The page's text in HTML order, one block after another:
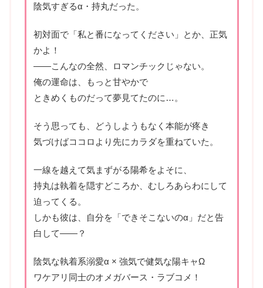
陰気すぎるα・持丸だった。
初対面で「私と番になってください」とか、正気
かよ！
――こんなの全然、ロマンチックじゃない。
俺の運命は、もっと甘やかで
ときめくものだって夢見てたのに…。
そう思っても、どうしようもなく本能が疼き
気づけばココロより先にカラダを重ねていた。
一線を越えて気まずがる陽希をよそに、
持丸は執着を隠すどころか、むしろあらわにして
迫ってくる。
しかも彼は、自分を「できそこないのα」だと告
白して――？
陰気な執着系溺愛α × 強気で健気な陽キャΩ
ワケアリ同士のオメガバース・ラブコメ！